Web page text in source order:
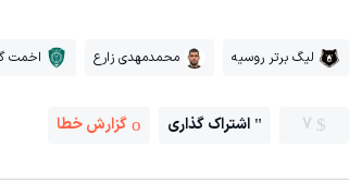
لیگ برتر روسیه محمدمهدی زارع اخمت
7 اشتراک گذاری گزارش خطا